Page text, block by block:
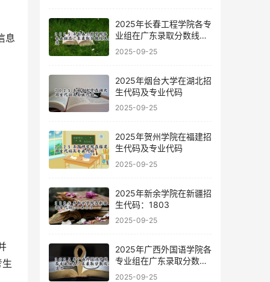
息
2025年长春工程学院各专
业组在广东录取分数线及
位次
2025-09-25
2025年烟台大学在湖北招
生代码及专业代码
2025-09-25
2025年贺州学院在福建招
生代码及专业代码
2025-09-25
2025年新余学院在新疆招
生代码：1803
2025-09-25
2025年广西外国语学院各
专业组在广东录取分数线
及位次
2025-09-25